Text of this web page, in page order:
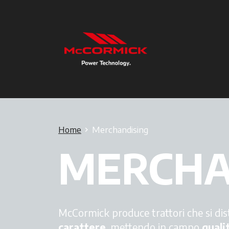
Home Merchandising
McCormick produce trattori che si